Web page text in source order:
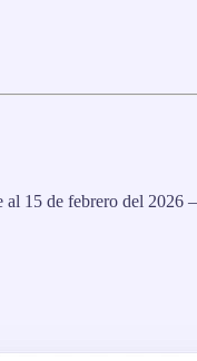
15 de febrero del 2026